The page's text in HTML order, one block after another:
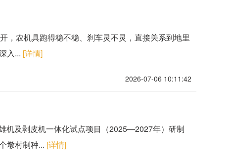
，农机具跑得稳不稳、刹车灵不灵，直接关系到地里
入... [详情]
2026-07-06 10:11:42
机及剥皮机一体化试点项目（2025—2027年）研制
墩村制种... [详情]